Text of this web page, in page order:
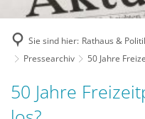
Sie sind hier: Rathaus &
Pressearchiv
50 Jahre
50 Jahre